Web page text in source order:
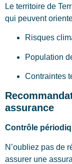
Le territoire de
qui peuvent
Risques
Population
Contraintes
assurance
Contrôle
N’oubliez pas de
assurer une